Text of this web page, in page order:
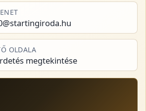
OLDALA
megtekintése